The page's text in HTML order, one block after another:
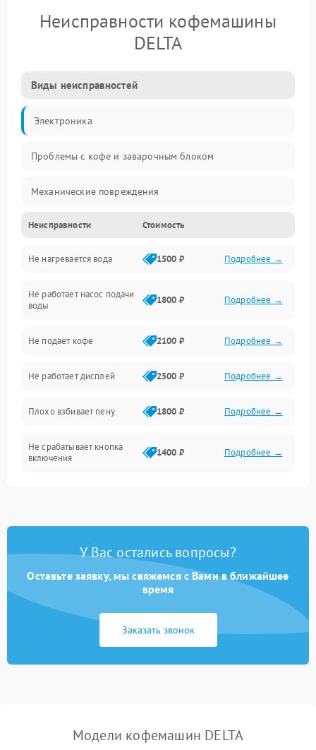
Неисправности кофемашины
DELTA
Виды неисправностей
Электроника
Проблемы с кофе и заварочным блоком
Механические повреждения
Прочие неисправности
Включение и работа
Проблемы с водой
Проблемы с капучинатором и паром
Управление и электроника
Программное обеспечение
Неисправности Стоимость
Не нагревается вода 1500 ₽ Подробнее →
Не работает насос подачи
воды
1800 ₽ Подробнее →
Не подает кофе 2100 ₽ Подробнее →
Не работает дисплей 2500 ₽ Подробнее →
Плохо взбивает пену 1800 ₽ Подробнее →
Не срабатывает кнопка
включения
1400 ₽ Подробнее →
Постоянные сбои в работе 1500 ₽ Подробнее →
У Вас остались вопросы?
Оставьте заявку, мы свяжемся с Вами в ближайшее
время
Заказать звонок
Модели кофемашин DELTA